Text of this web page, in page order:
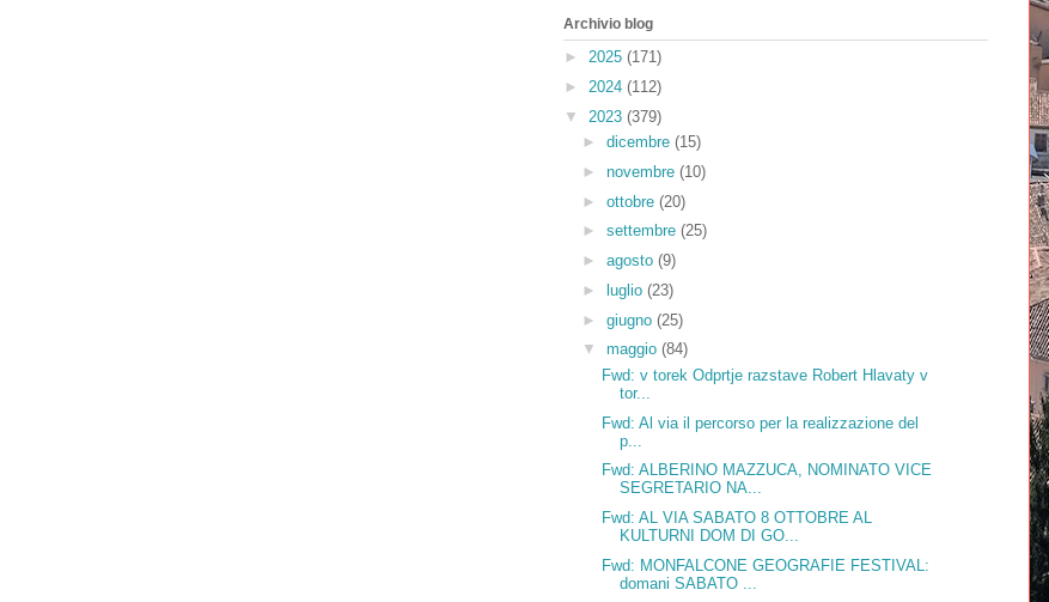
Archivio blog
► 2025 (171)
► 2024 (112)
▼ 2023 (379)
►dicembre(15)
►novembre(10)
►ottobre(20)
►settembre(25)
►agosto(9)
►
luglio(23)
►giugno(25)
▼maggio(84)
Fwd: v torek Odprtje razstave Robert Hlavaty v
tor...
Fwd: Al via il percorso per la realizzazione del
p...
Fwd: ALBERINO MAZZUCA, NOMINATO VICE
SEGRETARIO NA...
Fwd: AL VIA SABATO 8 OTTOBRE AL
KULTURNI DOM DI GO...
Fwd: MONFALCONE GEOGRAFIE FESTIVAL:
domani SABATO ...